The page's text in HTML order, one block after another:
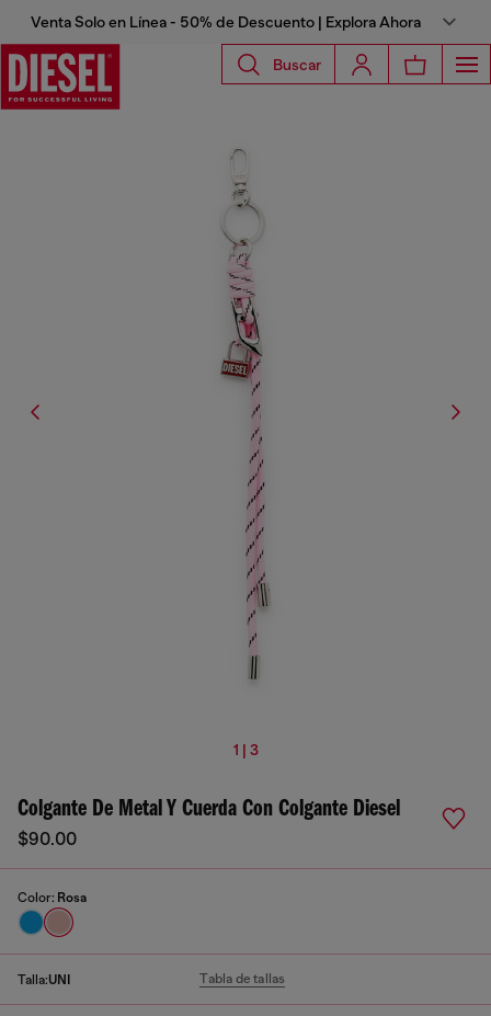
Venta Solo en Línea - 50% de Descuento | Explora Ahora
Buscar
1 | 3
Colgante De Metal Y Cuerda Con Colgante Diesel
$90.00
Color: Rosa
Talla:UNI Tabla de tallas